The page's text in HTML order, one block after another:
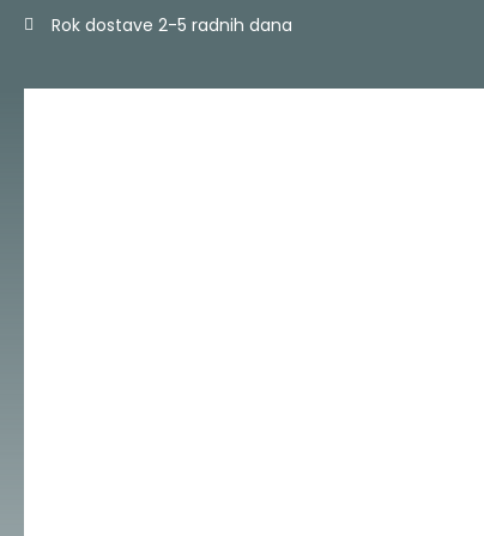
Skip
Rok dostave 2-5 radnih dana